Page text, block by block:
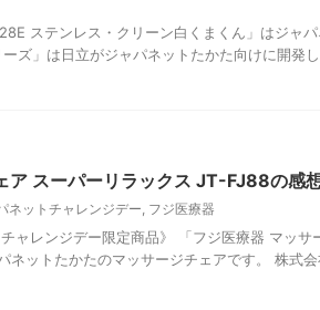
ステンレス・クリーン白くまくん」はジャ
ズ」は日立がジャパネットたかた向けに開発
ア スーパーリラックス JT-FJ88の感
ネットチャレンジデー, フジ医療器
ャレンジデー限定商品》 「フジ医療器 マッサ
ネットたかたのマッサージチェアです。 株式